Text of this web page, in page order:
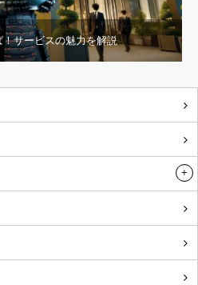
サービスの魅力を解説